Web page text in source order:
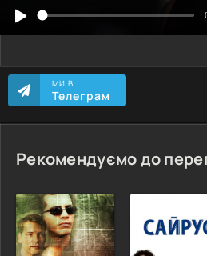
МИ В
Телеграм
Рекомендуємо до